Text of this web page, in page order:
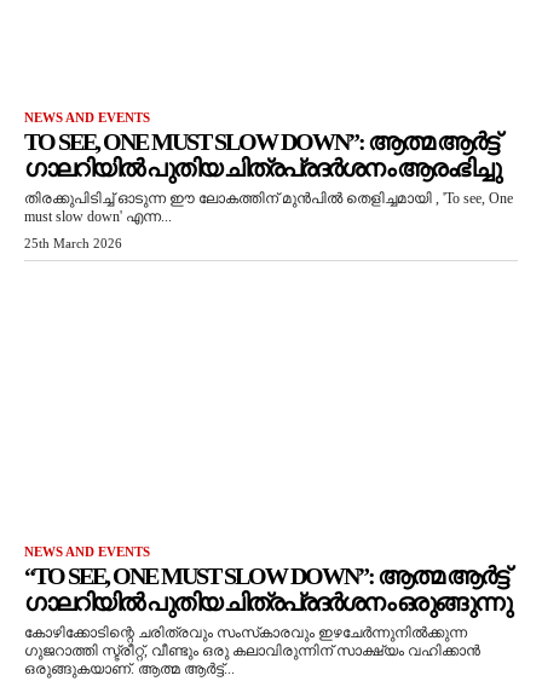
NEWS AND EVENTS
TO SEE, ONE MUST SLOW DOWN”: ആത്മ ആർട്ട്
ഗാലറിയിൽ പുതിയ ചിത്രപ്രദർശനം ആരംഭിച്ചു
തിരക്കുപിടിച്ച് ഓടുന്ന ഈ ലോകത്തിന് മുൻപിൽ തെളിച്ചമായി , 'To see, One
must slow down' എന്ന...
25th March 2026
NEWS AND EVENTS
“TO SEE, ONE MUST SLOW DOWN”: ആത്മ ആർട്ട്
ഗാലറിയിൽ പുതിയ ചിത്രപ്രദർശനം ഒരുങ്ങുന്നു
കോഴിക്കോടിന്റെ ചരിത്രവും സംസ്‌കാരവും ഇഴചേർന്നുനിൽക്കുന്ന
ഗുജറാത്തി സ്ട്രീറ്റ്, വീണ്ടും ഒരു കലാവിരുന്നിന് സാക്ഷ്യം വഹിക്കാൻ
ഒരുങ്ങുകയാണ്. ആത്മ ആർട്ട്...